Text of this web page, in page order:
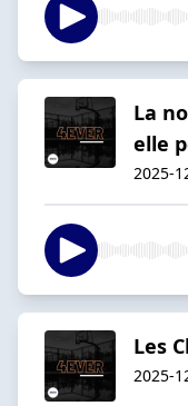
La
elle
2025-
Les
2025-